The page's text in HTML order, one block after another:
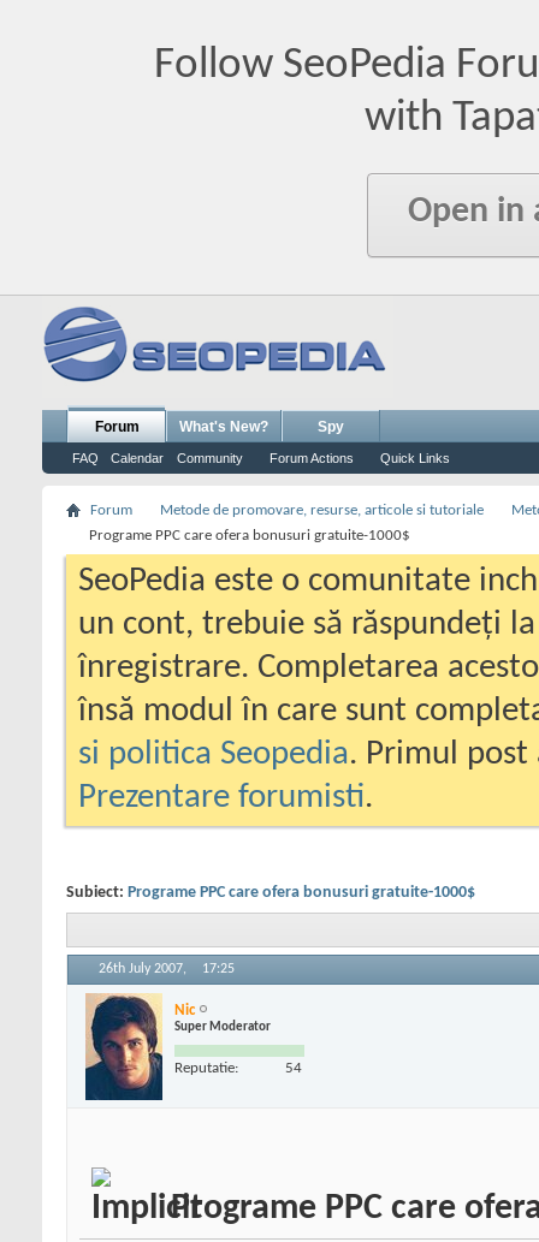
Follow SeoPedia
with
Open in
Forum
FAQ Calendar Community Forum Actions Quick Links
What's New? Spy
Forum Metode de promovare, resurse, articole si tutoriale
Programe PPC care ofera bonusuri gratuite-1000$
SeoPedia este o comunitate
un cont, trebuie să răspundeți
înregistrare. Completarea
însă modul în care sunt
si politica Seopedia. Primul
Prezentare forumisti.
Subiect: Programe PPC care ofera bonusuri gratuite-1000$
26th July 2007, 17:25
Nic
Super Moderator
Reputatie: 54
Programe PPC care